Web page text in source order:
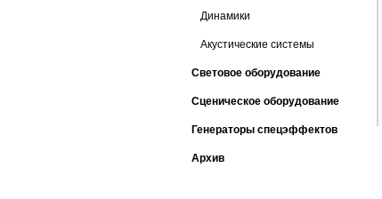
Динамики
Акустические системы
Световое оборудование
Сценическое оборудование
Генераторы спецэффектов
Архив